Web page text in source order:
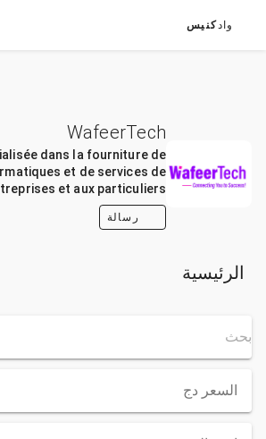
وادكنيس
WafeerTech
dans la fourniture de
et de services de
et aux particuliers.
رسالة
الرئيسية
السعر دج